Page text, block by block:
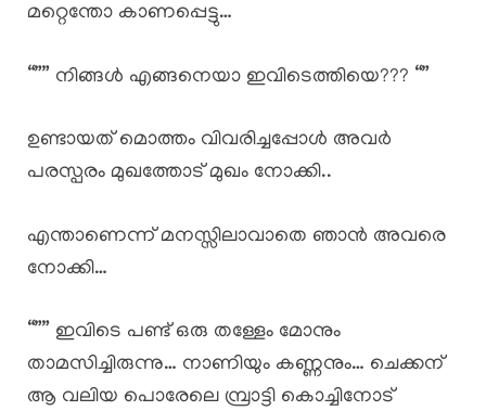
മറ്റെന്തോ കാണപ്പെട്ടു…
“”” നിങ്ങൾ എങ്ങനെയാ ഇവിടെത്തിയെ??? “”
ഉണ്ടായത് മൊത്തം വിവരിച്ചപ്പോൾ അവർ
പരസ്പരം മുഖത്തോട് മുഖം നോക്കി..
എന്താണെന്ന് മനസ്സിലാവാതെ ഞാൻ അവരെ
നോക്കി…
“”” ഇവിടെ പണ്ട് ഒരു തള്ളേം മോനും
താമസിച്ചിരുന്നു… നാണിയും കണ്ണനും… ചെക്കന്
ആ വലിയ പൊരേലെ മ്പ്രാട്ടി കൊച്ചിനോട്